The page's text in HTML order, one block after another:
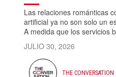
Las relaciones románticas
artificial ya no son solo un
A medida que los servicios
JULIO 30, 2026
THE CONVERSATION